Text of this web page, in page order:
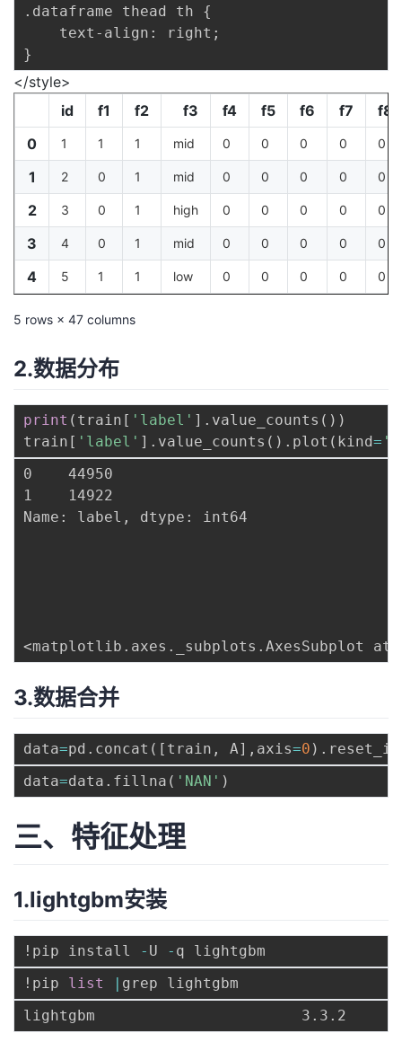
.dataframe thead th {
    text-align: right;
</style>
id
f1 f2 f3 f4 f5 f6 f7
f8
0
1 1 1 mid 0 0 0 0 0
1 2 0 1 mid 0 0 0 0 0
2 3 0 1 high 0 0 0 0 0
3 4 0 1 mid 0 0 0 0 0
4 5 1 1 low 0 0 0 0 0
5 rows × 47 columns
2.数据分布
print ( train [ 'label' ] . value_counts ( ) )
train [ 'label' ] . value_counts ( ) . plot ( kind=
0    44950
1    14922
Name: label, dtype: int64
3.数据合并
data=pd . concat ( [ train , A] , axis=0 ) .
data=data . fillna ( 'NAN' )
三、特征处理
1.lightgbm安装
!pip install - U -
!pip list |